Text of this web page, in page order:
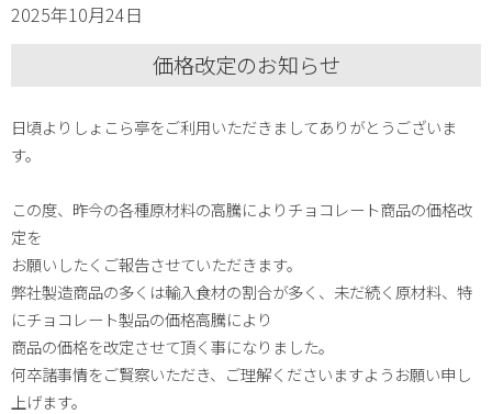
2025年10月24日
価格改定のお知らせ
日頃よりしょこら亭をご利用いただきましてありがとうございま
す。
この度、昨今の各種原材料の高騰によりチョコレート商品の価格改
定を
お願いしたくご報告させていただきます。
弊社製造商品の多くは輸入食材の割合が多く、未だ続く原材料、特
にチョコレート製品の価格高騰により
商品の価格を改定させて頂く事になりました。
何卒諸事情をご賢察いただき、ご理解くださいますようお願い申し
上げます。